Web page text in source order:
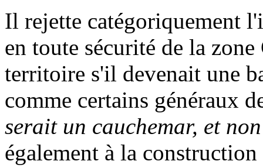
Il rejette catégoriquement
en toute sécurité de la
territoire s'il devenait une
comme certains généraux
serait un cauchemar, et
également à la